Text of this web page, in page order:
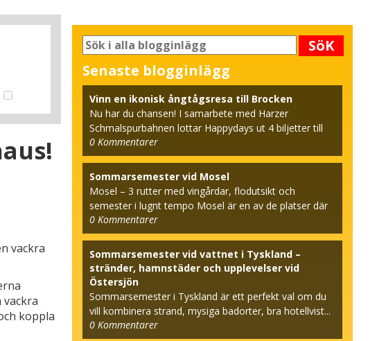
vackra
koppla
SöK
Senaste blogginlägg
Vinn en ikonisk ångtågsresa till Brocken
Nu har du chansen! I samarbete med Harzer
Schmalspurbahnen lottar Happydays ut 4 biljetter till
den beröm...
0 Kommentarer
Sommarsemester vid Mosel
Mosel – 3 rutter med vingårdar, flodutsikt och
semester i lugnt tempo Mosel är en av de platser där
seme...
0 Kommentarer
Sommarsemester vid vattnet i Tyskland –
stränder, hamnstäder och upplevelser vid
Östersjön
Sommarsemester i Tyskland är ett perfekt val om du
vill kombinera strand, mysiga badorter, bra hotellvist...
0 Kommentarer